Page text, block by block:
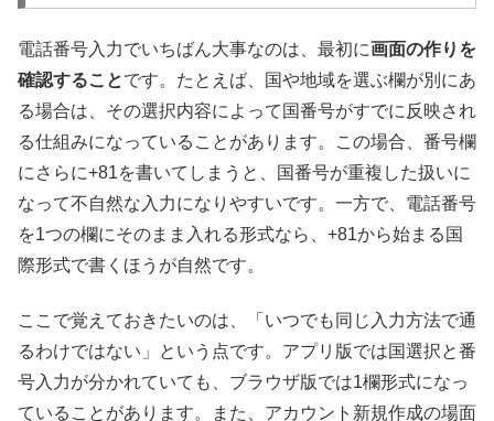
電話番号入力でいちばん大事なのは、最初に画面の作りを
確認することです。たとえば、国や地域を選ぶ欄が別にあ
る場合は、その選択内容によって国番号がすでに反映され
る仕組みになっていることがあります。この場合、番号欄
にさらに+81を書いてしまうと、国番号が重複した扱いに
なって不自然な入力になりやすいです。一方で、電話番号
を1つの欄にそのまま入れる形式なら、+81から始まる国
際形式で書くほうが自然です。
ここで覚えておきたいのは、「いつでも同じ入力方法で通
るわけではない」という点です。アプリ版では国選択と番
号入力が分かれていても、ブラウザ版では1欄形式になっ
ていることがあります。また、アカウント新規作成の場面